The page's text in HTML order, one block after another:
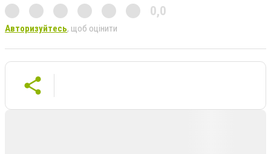
0,0
Авторизуйтесь, щоб оцінити